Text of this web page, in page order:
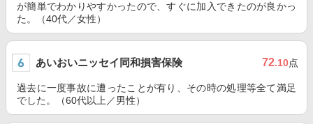
が簡単でわかりやすかったので、すぐに加入できたのが良かっ
た。（40代／女性）
あいおいニッセイ同和損害保険 72.10点
過去に一度事故に遭ったことが有り、その時の処理等全て満足
でした。（60代以上／男性）